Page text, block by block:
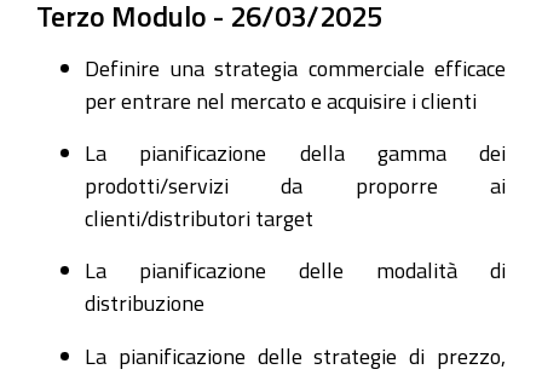
Terzo Modulo - 26/03/2025
Definire una strategia commerciale efficace
per entrare nel mercato e acquisire i clienti
La pianificazione della gamma dei
prodotti/servizi da proporre ai
clienti/distributori target
La pianificazione delle modalità di
distribuzione
La pianificazione delle strategie di prezzo,